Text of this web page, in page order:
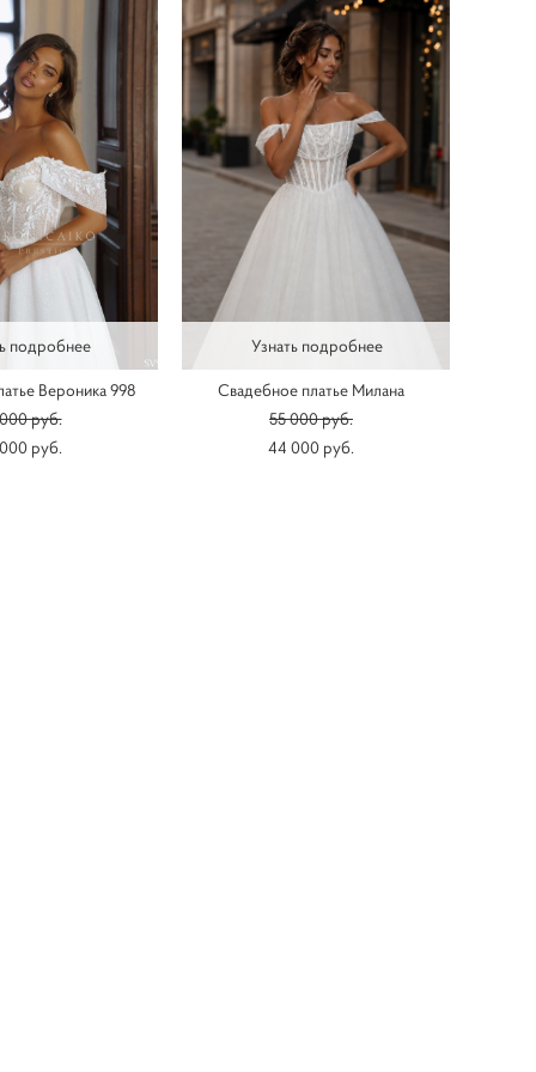
подробнее
Вероника 998
pуб.
pуб.
Узнать подробнее
Свадебное платье Милана
55 000 pуб.
44 000 pуб.